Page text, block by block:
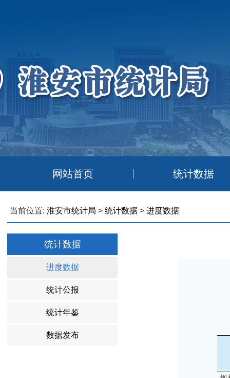
网站首页 统计数据
当前位置: 淮安市统计局 > 统计数据 > 进度数据
统计数据
进度数据
统计公报
统计年鉴
数据发布